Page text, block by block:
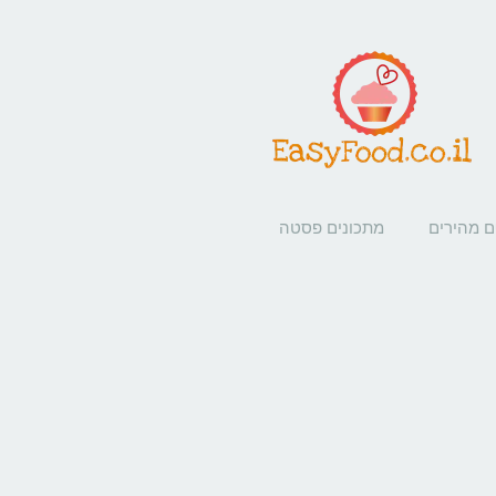
מהירים מתכונים פסטה